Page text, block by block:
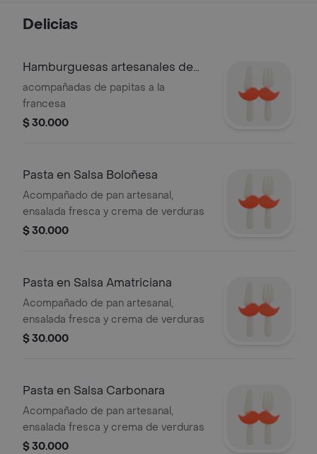
Delicias
Hamburguesas artesanales de
res
acompañadas de papitas a la
francesa
$ 30.000
Pasta en Salsa Boloñesa
Acompañado de pan artesanal,
ensalada fresca y crema de verduras
$ 30.000
Pasta en Salsa Amatriciana
Acompañado de pan artesanal,
ensalada fresca y crema de verduras
$ 30.000
Pasta en Salsa Carbonara
Acompañado de pan artesanal,
ensalada fresca y crema de verduras
$ 30.000